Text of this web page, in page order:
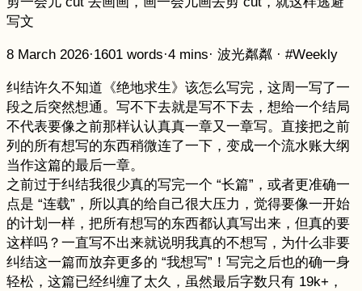
写文
8 March 2026·1601 words·4 mins· 波光粼粼 · #Weekly
纠结许久不知道《绝地求生》该怎么写完，这周一写了一
段之后突然想通。写不下去就是写不下去，想给一个结局
不代表要像之前那样认认真真一章又一章写。直接把之前
列的所有想写的东西稍微连了一下，变成一个流水账大纲
当作这篇的最后一章。
之前过于纠结我很少真的写完一个 “长篇”，或者更准确一
点是 “连载”，所以真的给自己很大压力，觉得要像一开始
的计划一样，把所有想写的东西都认真写出来，但真的要
这样吗？一直写不出来就说明我真的不想写，为什么非要
纠结这一篇而放弃更多的 “我想写”！写完之后也的确一身
轻松，这篇已经纠缠了太久，虽然最后字数只有 19k+，